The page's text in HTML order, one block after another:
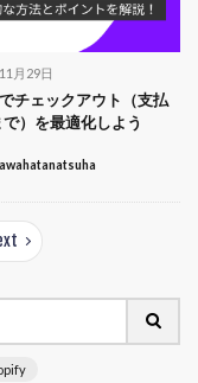
月29日
チェックアウト（支払
）を最適化しよう